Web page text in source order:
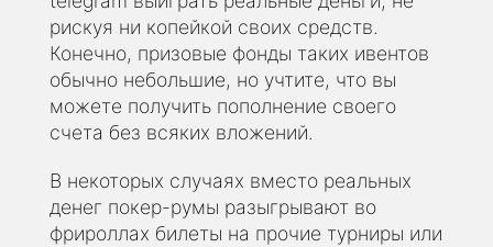
рискуя ни копейкой своих средств.
Конечно, призовые фонды таких ивентов
обычно небольшие, но учтите, что вы
можете получить пополнение своего
счета без всяких вложений.
В некоторых случаях вместо реальных
денег покер-румы разыгрывают во
фрироллах билеты на прочие турниры или